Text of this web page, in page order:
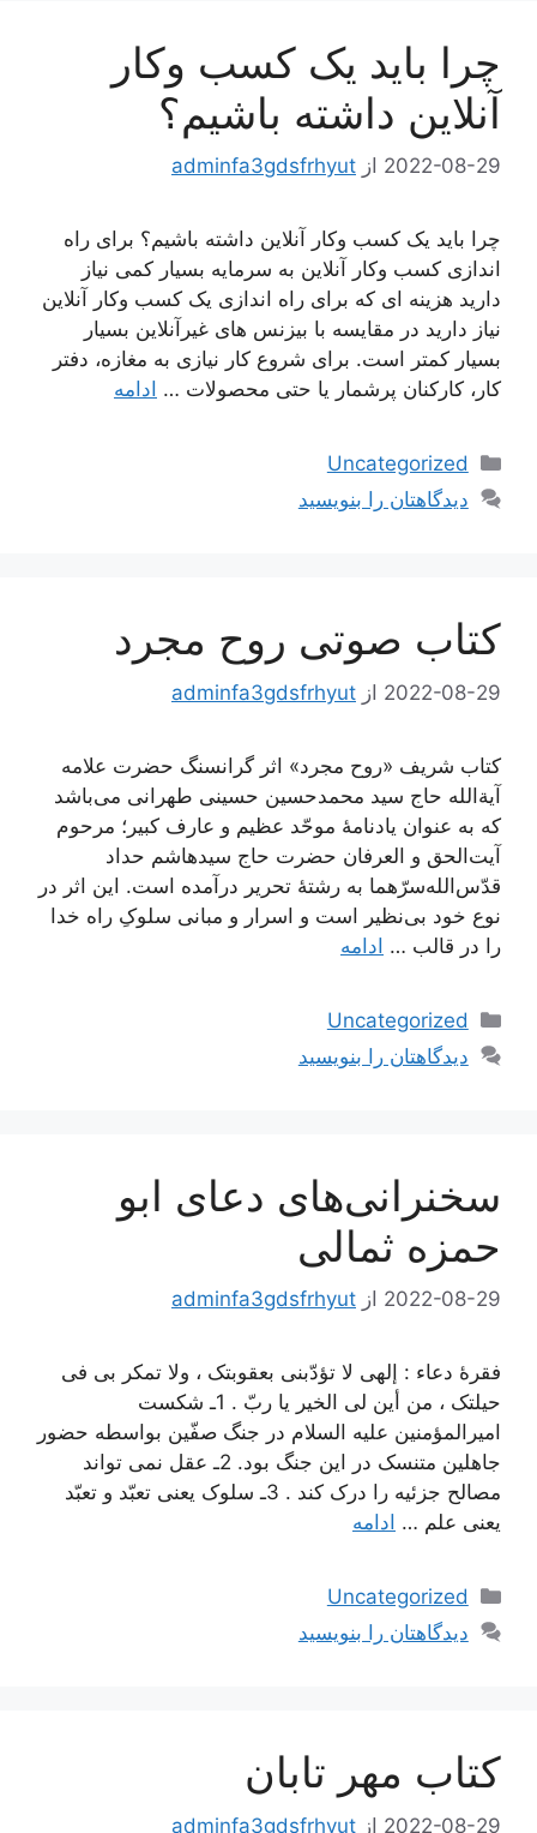
چرا باید یک کسب وکار
آنلاین داشته باشیم؟
2022-08-29 از adminfa3gdsfrhyut
چرا باید یک کسب وکار آنلاین داشته باشیم؟ برای راه
اندازی کسب وکار آنلاین به سرمایه بسیار کمی نیاز
دارید هزینه ای که برای راه اندازی یک کسب وکار آنلاین
نیاز دارید در مقایسه با بیزنس های غیرآنلاین بسیار
بسیار کمتر است. برای شروع کار نیازی به مغازه، دفتر
کار، کارکنان پرشمار یا حتی محصولات … ادامه
دسته‌ها
Uncategorized
دیدگاهتان را بنویسید
کتاب صوتی روح مجرد
2022-08-29 از adminfa3gdsfrhyut
کتاب شریف «روح مجرد» اثر گرانسنگ حضرت علامه
آیة‌الله حاج سید محمدحسین حسینی طهرانی می‌باشد
که به عنوان یادنامۀ موحّد عظیم و عارف کبیر؛ مرحوم
آیت‌الحق و العرفان حضرت حاج سید‌هاشم حداد
قدّس‌الله‌سرّهما به رشتۀ تحریر درآمده است. این اثر در
نوع خود بی‌نظیر است و اسرار و مبانی سلوکِ راه خدا
را در قالب … ادامه
دسته‌ها
Uncategorized
دیدگاهتان را بنویسید
سخنرانی‌های دعای ابو
حمزه ثمالی
2022-08-29 از adminfa3gdsfrhyut
فقرۀ دعاء : إلهی لا تؤدّبنی بعقوبتک ، ولا تمکر بی فی
حیلتک ، من أین لی الخیر یا ربّ . 1ـ شکست
امیرالمؤمنین علیه السلام در جنگ صفّین بواسطه حضور
جاهلین متنسک در این جنگ بود. 2ـ عقل نمی تواند
مصالح جزئیه را درک کند . 3ـ سلوک یعنی تعبّد و تعبّد
یعنی علم … ادامه
دسته‌ها
Uncategorized
دیدگاهتان را بنویسید
کتاب مهر تابان
2022-08-29 از adminfa3gdsfrhyut